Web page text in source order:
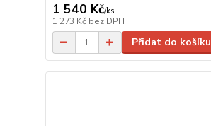
1 540 Kč/ks
1 273 Kč bez DPH
Přidat do košíku